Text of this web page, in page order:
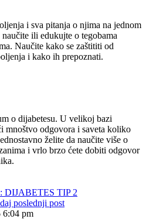
i sva pitanja o njima na jednom
ili edukujte o tegobama
Naučite kako se zaštititi od
i kako ih prepoznati.
o dijabetesu. U velikoj bazi
mnoštvo odgovora i saveta koliko
želite da naučite više o
i vrlo brzo ćete dobiti odgovor
DIJABETES TIP 2
poslednji post
6:04 pm